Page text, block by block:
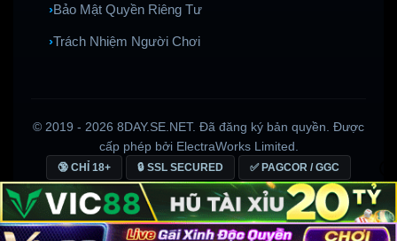
Bảo Mật Quyền Riêng Tư
Trách Nhiệm Người Chơi
© 2019 - 2026 8DAY.SE.NET. Đã đăng ký bản quyền. Được
cấp phép bởi ElectraWorks Limited.
🔞 CHỈ 18+ 🔒 SSL SECURED ✅ PAGCOR / GGC